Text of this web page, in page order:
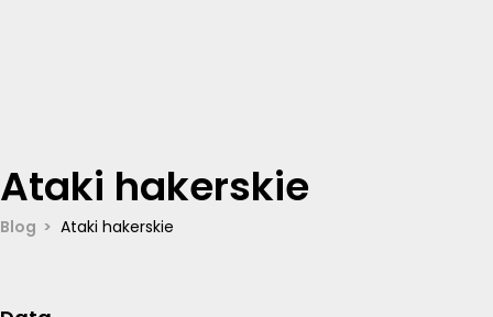
Ataki hakerskie
Blog Ataki hakerskie